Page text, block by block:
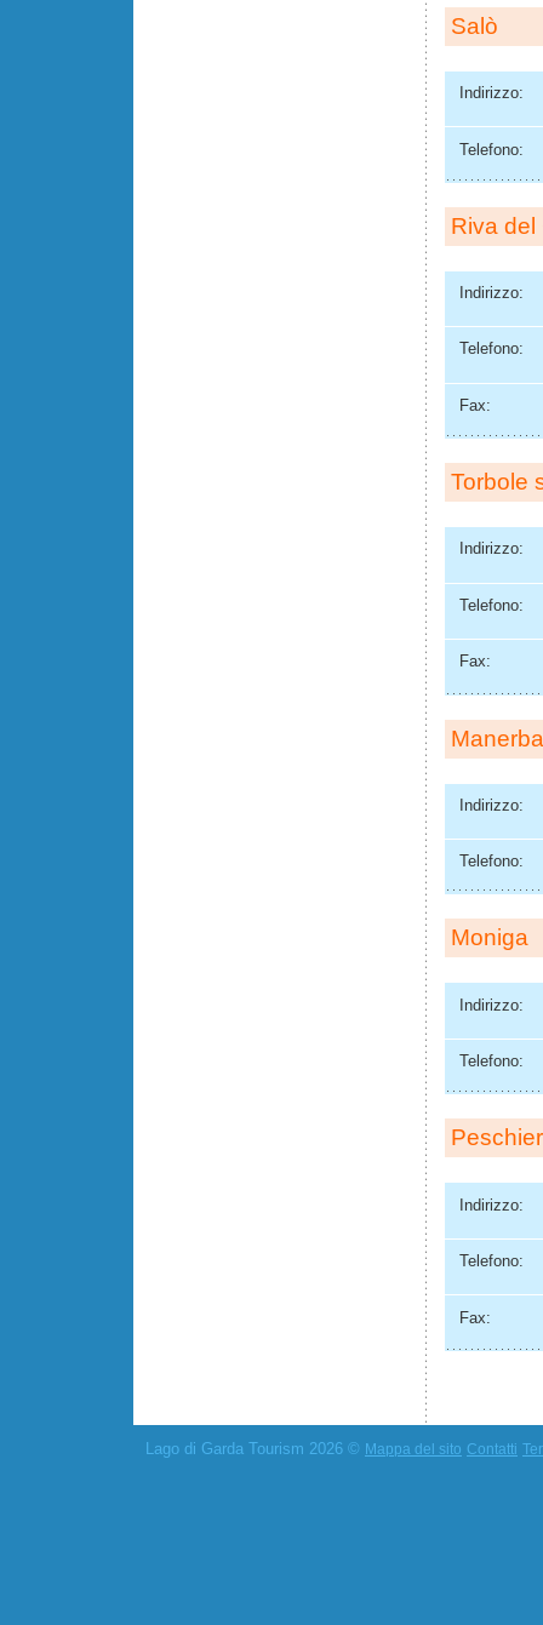
Salò
Indirizzo:
Telefono:
Riva del
Indirizzo:
Telefono:
Fax:
Torbole
Indirizzo:
Telefono:
Fax:
Manerba
Indirizzo:
Telefono:
Moniga
Indirizzo:
Telefono:
Indirizzo:
Telefono:
Fax:
Lago di Garda Tourism 2026 © Mappa del sito Contatti